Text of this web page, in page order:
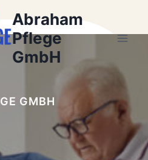
Abraham
Pflege
GmbH
GMBH